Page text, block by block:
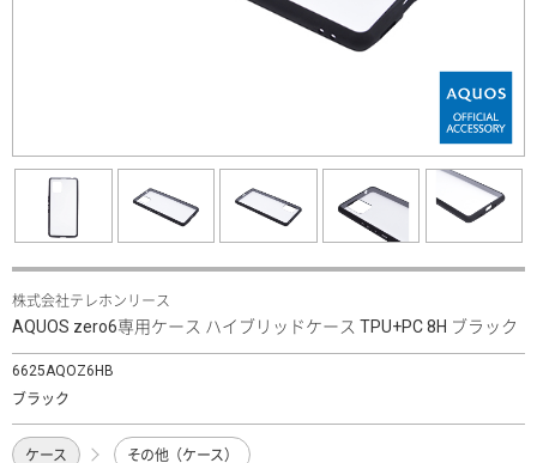
株式会社テレホンリース
AQUOS zero6専用ケース ハイブリッドケース TPU+PC 8H ブラック
6625AQOZ6HB
ブラック
ケース その他（ケース）